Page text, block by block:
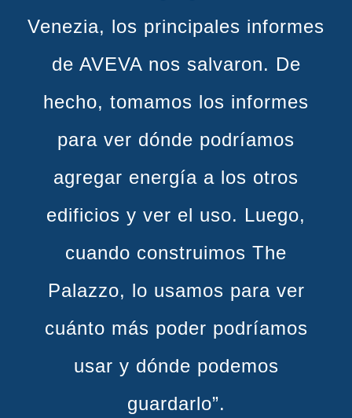
Venezia, los principales informes
de AVEVA nos salvaron. De
hecho, tomamos los informes
para ver dónde podríamos
agregar energía a los otros
edificios y ver el uso. Luego,
cuando construimos The
Palazzo, lo usamos para ver
cuánto más poder podríamos
usar y dónde podemos
guardarlo”.